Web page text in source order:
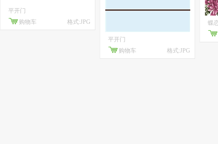
平开门
购物车
格式:JPG
平开门
购物车
格式:JPG
蝶